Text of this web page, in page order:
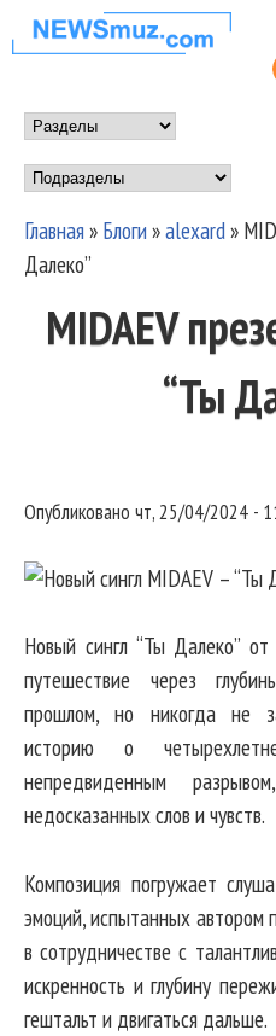
Перейти к
НОВОСТИ
МУЗЫКИ И
ШОУ БИЗНЕСА
NEWSMUZ.COM
Main menu
Подразделы
Вы здесь
Главная» Блоги»alexard»
Далеко”
MIDAEV
“Ты
Опубликовано чт, 25/04/2024 -
Новый сингл “Ты Далеко”
путешествие через
прошлом, но никогда не
историю о
непредвиденным
недосказанных слов и чувств.
Композиция погружает
эмоций, испытанных автором
в сотрудничестве с
искренность и глубину
гештальт и двигаться дальше.